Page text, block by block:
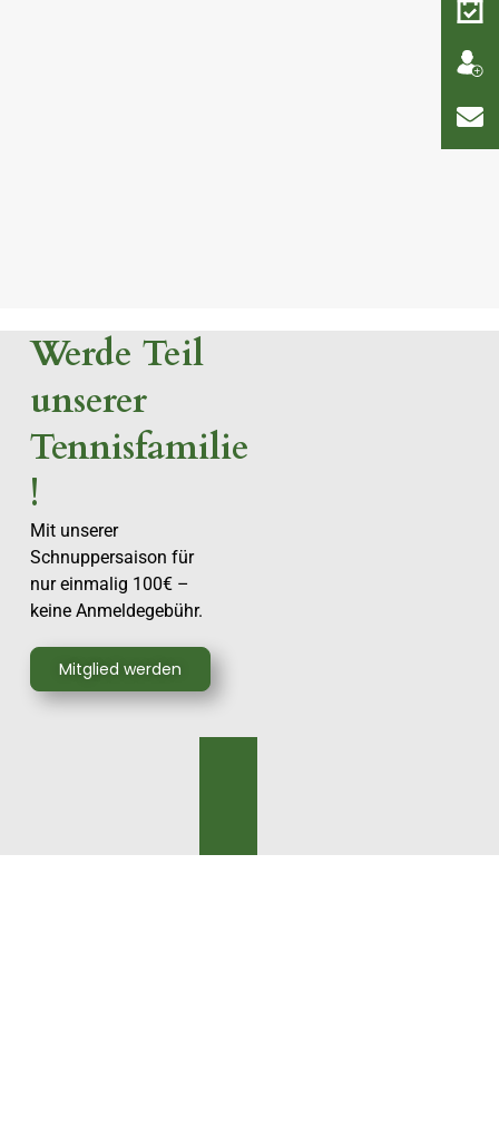
Werde Teil
unserer
Tennisfamilie
!
Mit unserer
Schnuppersaison für
nur einmalig 100€ –
keine Anmeldegebühr.
Mitglied werden